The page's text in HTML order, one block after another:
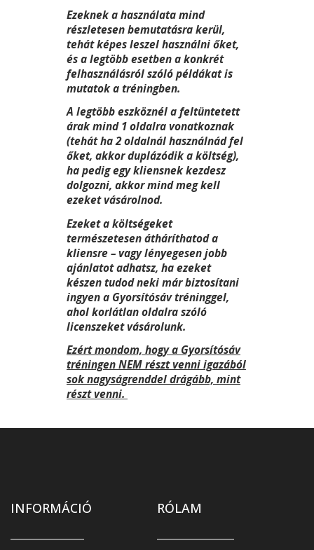
Ezeknek a használata mind
részletesen bemutatásra kerül,
tehát képes leszel használni őket,
és a legtöbb esetben a konkrét
felhasználásról szóló példákat is
mutatok a tréningben.
A legtöbb eszköznél a feltüntetett
árak mind 1 oldalra vonatkoznak
(tehát ha 2 oldalnál használnád fel
őket, akkor duplázódik a költség),
ha pedig egy kliensnek kezdesz
dolgozni, akkor mind meg kell
ezeket vásárolnod.
Ezeket a költségeket
természetesen átháríthatod a
kliensre – vagy lényegesen jobb
ajánlatot adhatsz, ha ezeket
készen tudod neki már biztosítani
ingyen a Gyorsítósáv tréninggel,
ahol korlátlan oldalra szóló
licenszeket vásárolunk.
Ezért mondom, hogy a Gyorsítósáv
tréningen NEM részt venni igazából
sok nagyságrenddel drágább, mint
részt venni.
INFORMÁCIÓ RÓLAM